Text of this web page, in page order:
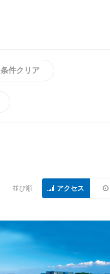
条件クリア
並び順 アクセス